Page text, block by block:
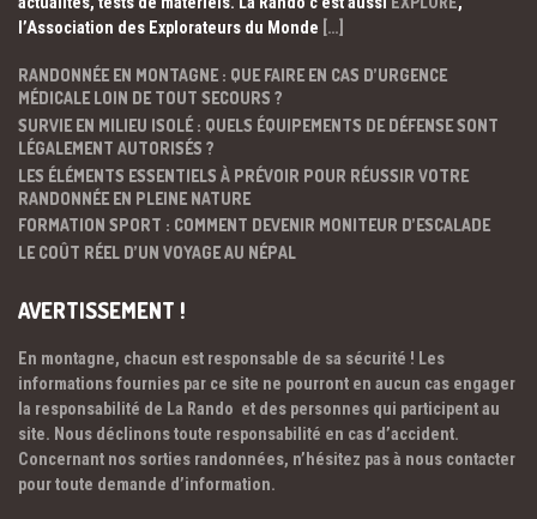
l’Association des Explorateurs du Monde […]
RANDONNÉE EN MONTAGNE : QUE FAIRE EN CAS D’URGENCE
MÉDICALE LOIN DE TOUT SECOURS ?
SURVIE EN MILIEU ISOLÉ : QUELS ÉQUIPEMENTS DE DÉFENSE SONT
LÉGALEMENT AUTORISÉS ?
LES ÉLÉMENTS ESSENTIELS À PRÉVOIR POUR RÉUSSIR VOTRE
RANDONNÉE EN PLEINE NATURE
FORMATION SPORT : COMMENT DEVENIR MONITEUR D’ESCALADE
LE COÛT RÉEL D’UN VOYAGE AU NÉPAL
AVERTISSEMENT !
En montagne, chacun est responsable de sa sécurité ! Les
informations fournies par ce site ne pourront en aucun cas engager
la responsabilité de La Rando et des personnes qui participent au
site. Nous déclinons toute responsabilité en cas d’accident.
Concernant nos sorties randonnées, n’hésitez pas à nous contacter
pour toute demande d’information.